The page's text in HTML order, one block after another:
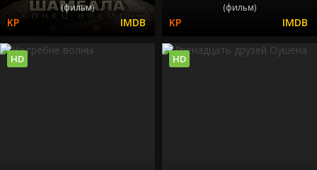
(фильм) (фильм)
HD HD